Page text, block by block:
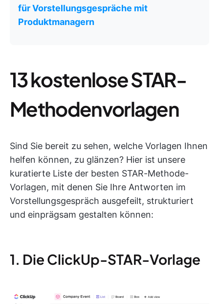
für Vorstellungsgespräche mit
Produktmanagern
13 kostenlose STAR-
Methodenvorlagen
Sind Sie bereit zu sehen, welche Vorlagen Ihnen
helfen können, zu glänzen? Hier ist unsere
kuratierte Liste der besten STAR-Methode-
Vorlagen, mit denen Sie Ihre Antworten im
Vorstellungsgespräch ausgefeilt, strukturiert
und einprägsam gestalten können:
1. Die ClickUp-STAR-Vorlage